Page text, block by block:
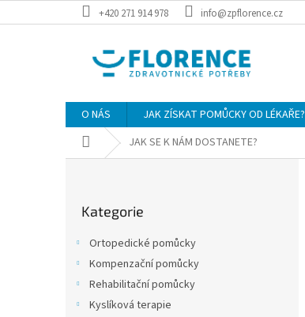
na
+420 271 914 978 info@zpflorence.cz
O NÁS JAK ZÍSKAT POMŮCKY OD LÉKAŘE?
Domů JAK SE K NÁM DOSTANETE?
kategorie
Kategorie
Ortopedické pomůcky
Kompenzační pomůcky
Rehabilitační pomůcky
Kyslíková terapie